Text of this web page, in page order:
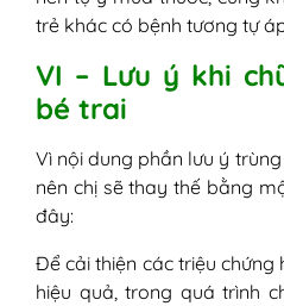
trẻ khác có bệnh tương tự
VI – Lưu ý khi
bé trai
Vì nội dung phần lưu ý
nên chị sẽ thay thế bằng
đây:
Để cải thiện các triệu chứng
hiệu quả, trong quá trình